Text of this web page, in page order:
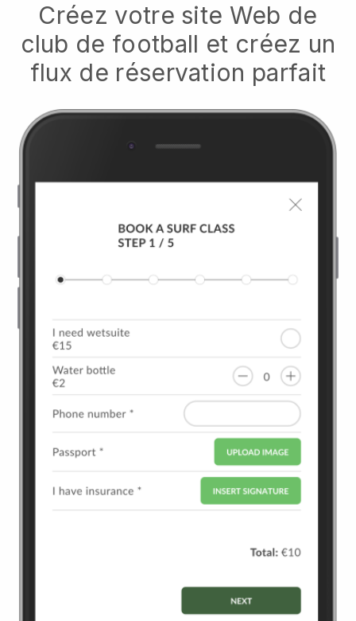
Créez votre site Web de
club de football et créez un
flux de réservation parfait